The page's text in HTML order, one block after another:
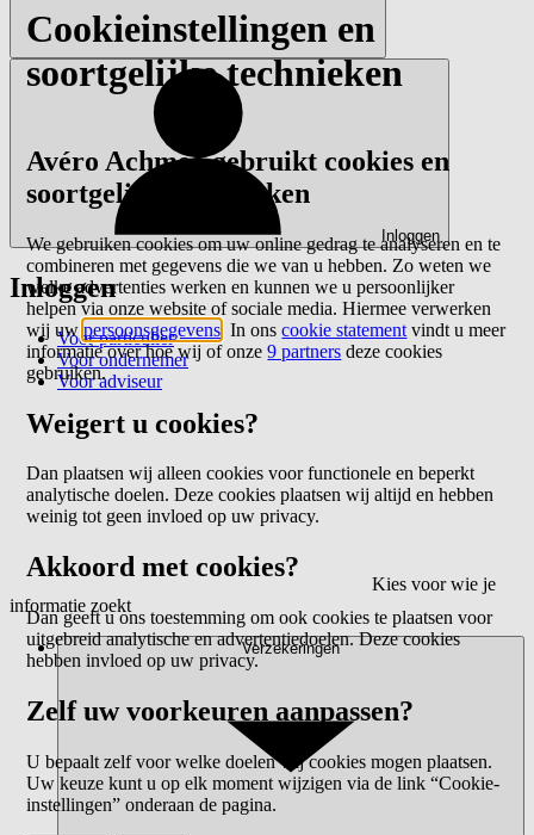
Inloggen
Inloggen
Voor particulier
Voor ondernemer
Voor adviseur
Kies voor wie je
informatie zoekt
Verzekeringen
Cookieinstellingen en
soortgelijke technieken
Avéro Achmea gebruikt cookies en
soortgelijke technieken
We gebruiken cookies om uw online gedrag te analyseren en te
combineren met gegevens die we van u hebben. Zo weten we
welke advertenties werken en kunnen we u persoonlijker
helpen via onze website of sociale media. Hiermee verwerken
wij uwpersoonsgegevens . In onscookie statement vindt u meer
informatie over hoe wij of onze9 partners deze cookies
gebruiken.
Weigert u cookies?
Dan plaatsen wij alleen cookies voor functionele en beperkt
analytische doelen. Deze cookies plaatsen wij altijd en hebben
weinig tot geen invloed op uw privacy.
Akkoord met cookies?
Dan geeft u ons toestemming om ook cookies te plaatsen voor
uitgebreid analytische en advertentiedoelen. Deze cookies
hebben invloed op uw privacy.
Zelf uw voorkeuren aanpassen?
U bepaalt zelf voor welke doelen wij cookies mogen plaatsen.
Uw keuze kunt u op elk moment wijzigen via de link “Cookie-
instellingen” onderaan de pagina.